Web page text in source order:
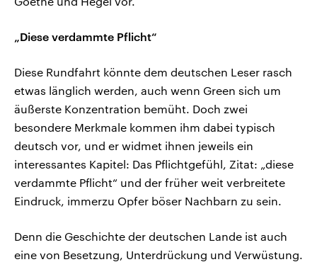
„Diese verdammte Pflicht“
Diese Rundfahrt könnte dem deutschen Leser rasch
etwas länglich werden, auch wenn Green sich um
äußerste Konzentration bemüht. Doch zwei
besondere Merkmale kommen ihm dabei typisch
deutsch vor, und er widmet ihnen jeweils ein
interessantes Kapitel: Das Pflichtgefühl, Zitat: „diese
verdammte Pflicht“ und der früher weit verbreitete
Eindruck, immerzu Opfer böser Nachbarn zu sein.
Denn die Geschichte der deutschen Lande ist auch
eine von Besetzung, Unterdrückung und Verwüstung.